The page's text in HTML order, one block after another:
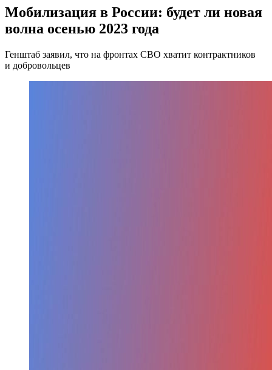
Мобилизация в России: будет ли новая
волна осенью 2023 года
Генштаб заявил, что на фронтах СВО хватит контрактников
и добровольцев